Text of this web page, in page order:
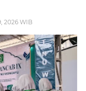
2026 WIB